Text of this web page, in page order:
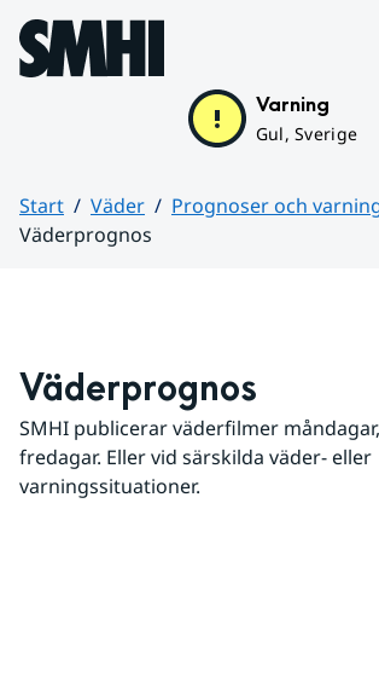
Hoppa till sidans innehåll
Varning
Gul, Sverige
Start Väder
Prognoser och
Väderprognos
Väderprognos
SMHI publicerar väderfilmer
fredagar. Eller vid särskilda väder- eller
varningssituationer.